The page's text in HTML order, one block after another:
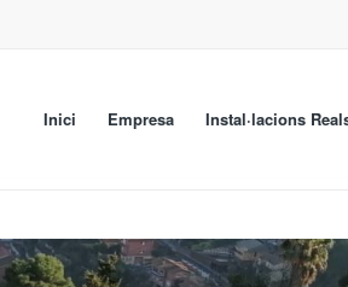
Inici Empresa Instal·lacions